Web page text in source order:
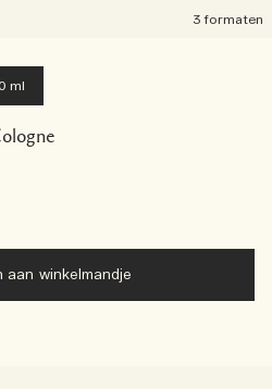
3 formaten
ml
aan winkelmandje